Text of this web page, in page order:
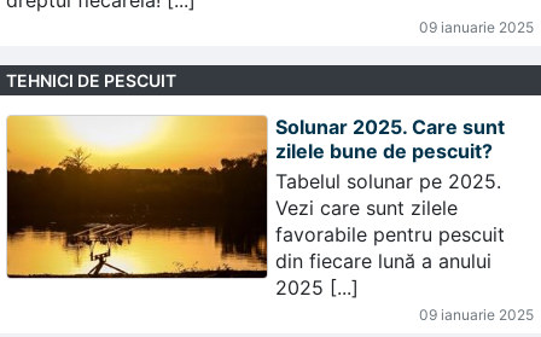
09 ianuarie 2025
TEHNICI DE PESCUIT
Solunar 2025. Care sunt
zilele bune de pescuit?
Tabelul solunar pe 2025.
Vezi care sunt zilele
favorabile pentru pescuit
din fiecare lună a anului
2025 [...]
09 ianuarie 2025